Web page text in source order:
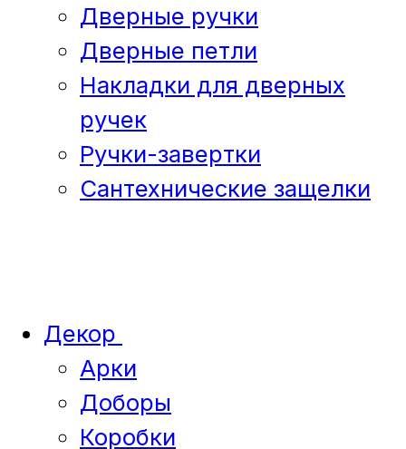
Дверные ручки
Дверные петли
Накладки для дверных
ручек
Ручки-завертки
Сантехнические защелки
Декор
Арки
Доборы
Коробки